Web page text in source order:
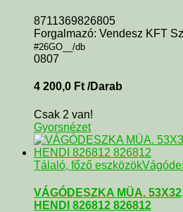
8711369826805
Forgalmazó: Vendesz KFT
#26GO__/db
0807
4 200,0 Ft /Darab
Csak 2 van!
Gyorsnézet
Tálaló, főző eszközök
VÁGÓDESZKA MÜA.
HENDI 826812 826812